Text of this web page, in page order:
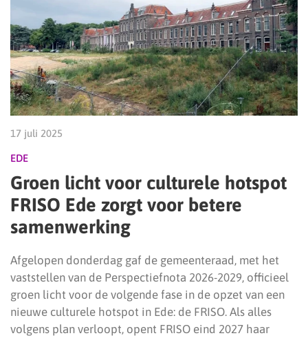
17 juli 2025
EDE
Groen licht voor culturele hotspot
FRISO Ede zorgt voor betere
samenwerking
Afgelopen donderdag gaf de gemeenteraad, met het
vaststellen van de Perspectiefnota 2026-2029, officieel
groen licht voor de volgende fase in de opzet van een
nieuwe culturele hotspot in Ede: de FRISO. Als alles
volgens plan verloopt, opent FRISO eind 2027 haar